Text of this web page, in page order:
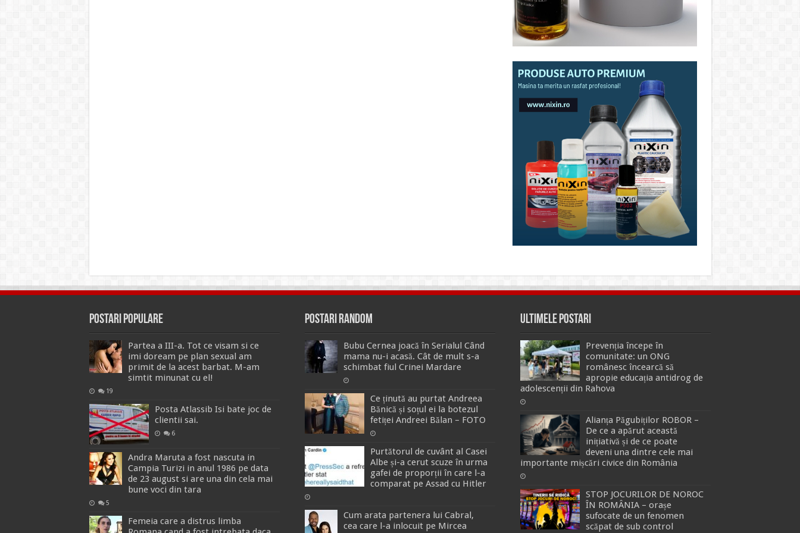
Postari Populare
Partea a III-a. Tot ce visam si ce
imi doream pe plan sexual am
primit de la acest barbat. M-am
simtit minunat cu el!
19
Posta Atlassib Isi bate joc de
clientii sai.
6
Andra Maruta a fost nascuta in
Campia Turizi in anul 1986 pe data
de 23 august si are una din cela mai
bune voci din tara
5
Femeia care a distrus limba
Postari Random
Bubu Cernea joacă în Serialul Când
mama nu-i acasă. Cât de mult s-a
schimbat fiul Crinei Mardare
Ce ținută au purtat Andreea
Bănică și soțul ei la botezul
fetiței Andreei Bălan – FOTO
Purtătorul de cuvânt al Casei
Albe și-a cerut scuze în urma
gafei de proporții în care l-a
comparat pe Assad cu Hitler
Cum arata partenera lui Cabral,
cea care l-a inlocuit pe Mircea
Ultimele Postari
Prevenția începe în
comunitate: un ONG
românesc încearcă să
apropie educația antidrog de
adolescenții din Rahova
Alianța Păgubiților ROBOR –
De ce a apărut această
inițiativă și de ce poate
deveni una dintre cele mai
importante mișcări civice din România
STOP JOCURILOR DE NOROC
ÎN ROMÂNIA – orașe
sufocate de un fenomen
scăpat de sub control